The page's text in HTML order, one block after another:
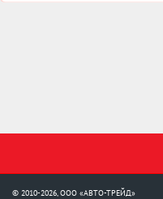
© 2010-2026, ООО «АВТО-ТРЕЙД»